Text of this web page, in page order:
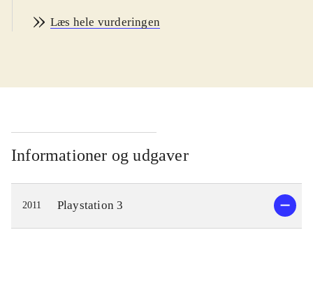
drenge og piger (men nok mest piger)
Spillet finder sted 5 år efter
i serien. Dog behøver man ikke
kende historien eller karakterene fra
forgængeren for at kunne følge
historien i spillet. Man spiller en ung
alkymist, Totori, der søger efter sin
forsvundne mor. Undervejs skal man
Læs hele vurderingen
Informationer og udgaver
2011 Playstation 3